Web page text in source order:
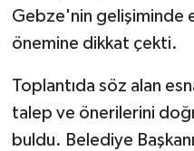
Gebze'nin gelişiminde
önemine dikkat çekti.
Toplantıda söz alan
talep ve önerilerini
buldu. Belediye